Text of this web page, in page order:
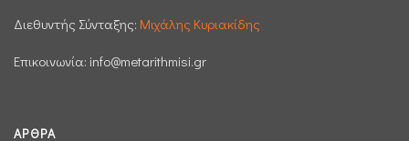
Διεθυντής Σύνταξης: Μιχάλης Κυριακίδης
Επικοινωνία: info@metarithmisi.gr
ΆΡΘΡΑ